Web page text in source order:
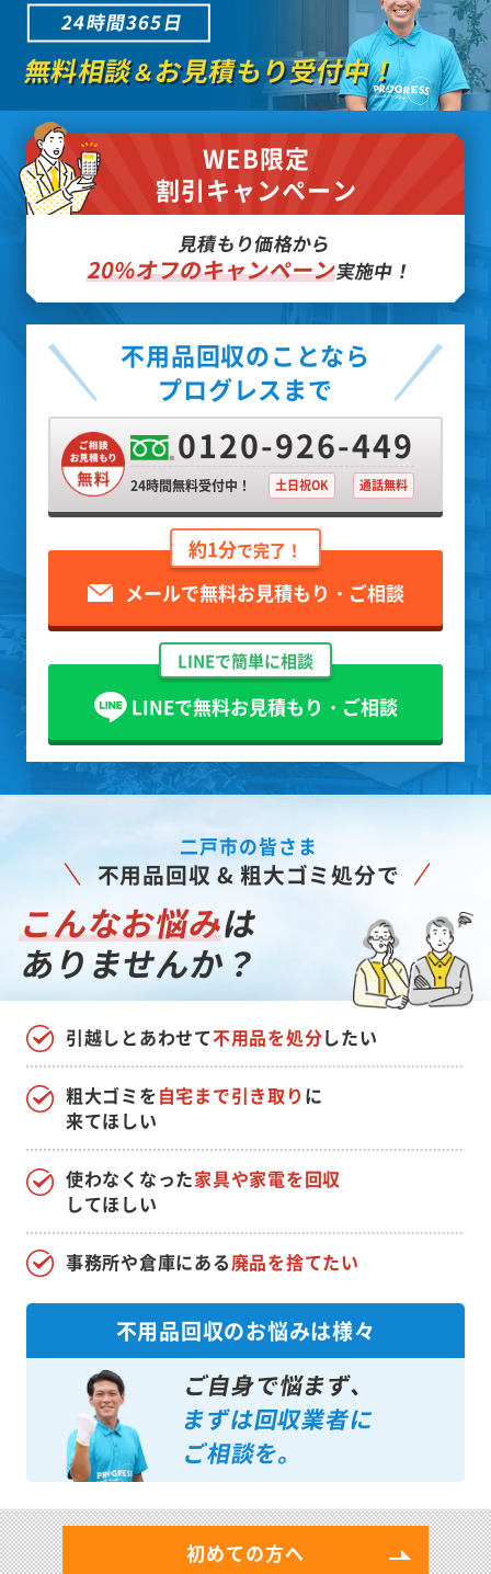
24時間365日
無料相談＆お見積もり受付中！
WEB限定
割引キャンペーン
見積もり価格から
20%オフのキャンペーン実施中！
不用品回収のことなら
プログレスまで
0120-926-449
24時間無料受付中！ 土日祝OK 通話無料
約1分で完了！
メールで無料お見積もり・ご相談
LINEで簡単に相談
LINEで無料お見積もり・ご相談
二戸市の皆さま
不用品回収 & 粗大ゴミ処分で
こんなお悩みは
ありませんか？
引越しとあわせて不用品を処分したい
使わなくなった家具や家電を回収
してほしい
粗大ゴミを自宅まで引き取り に
来てほしい
事務所や倉庫にある廃品を捨てたい
不用品回収のお悩みは様々
ご自身で悩まず、
まずは回収業者に
ご相談を。
初めての方へ